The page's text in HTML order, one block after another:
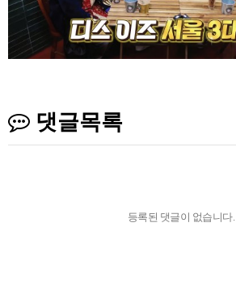
댓글목록
등록된 댓글이 없습니다.